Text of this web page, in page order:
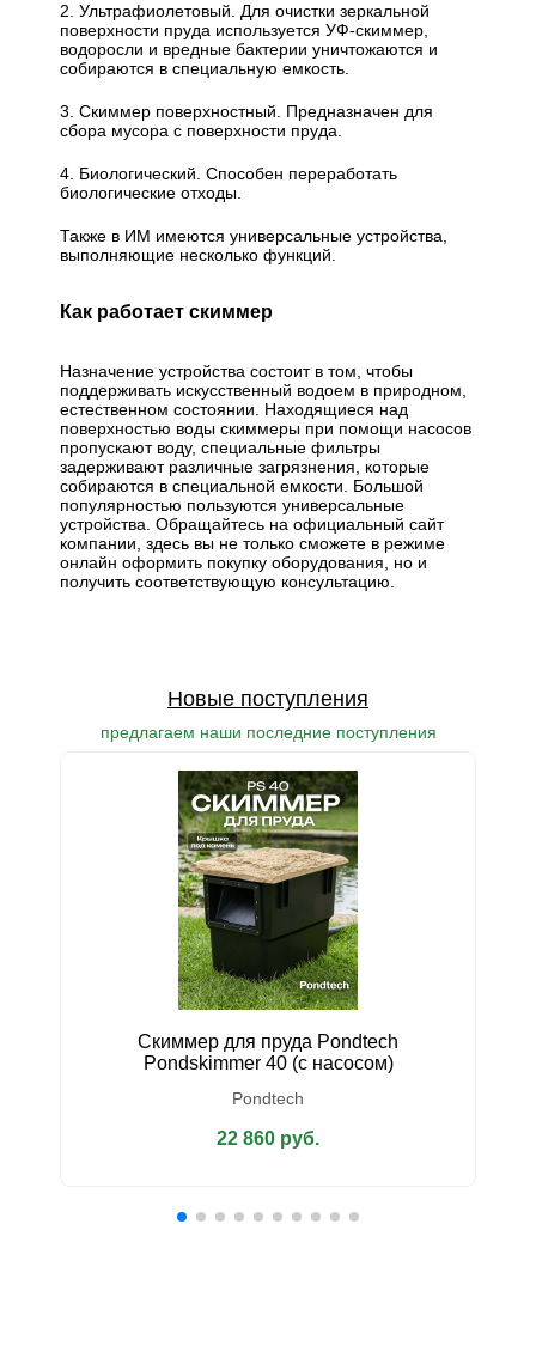
2. Ультрафиолетовый. Для очистки зеркальной
поверхности пруда используется УФ-скиммер,
водоросли и вредные бактерии уничтожаются и
собираются в специальную емкость.
3. Скиммер поверхностный. Предназначен для
сбора мусора с поверхности пруда.
4. Биологический. Способен переработать
биологические отходы.
Также в ИМ имеются универсальные устройства,
выполняющие несколько функций.
Как работает скиммер
Назначение устройства состоит в том, чтобы
поддерживать искусственный водоем в природном,
естественном состоянии. Находящиеся над
поверхностью воды скиммеры при помощи насосов
пропускают воду, специальные фильтры
задерживают различные загрязнения, которые
собираются в специальной емкости. Большой
популярностью пользуются универсальные
устройства. Обращайтесь на официальный сайт
компании, здесь вы не только сможете в режиме
онлайн оформить покупку оборудования, но и
получить соответствующую консультацию.
Новые поступления
предлагаем наши последние поступления
Скиммер для пруда Pondtech
Pondskimmer 40 (с насосом)
Pondtech
22 860 руб.